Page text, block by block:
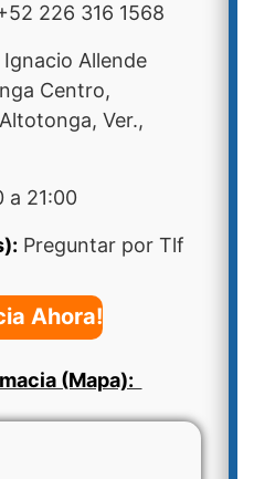
226 316 1568
Ignacio Allende
Centro,
Ver.,
a 21:00
Preguntar por Tlf
Ahora!
(Mapa):